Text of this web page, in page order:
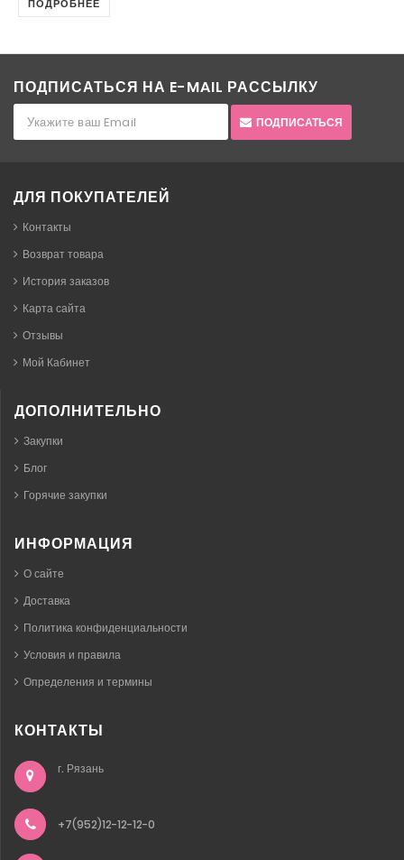
ПОДРОБНЕЕ
ПОДПИСАТЬСЯ НА E-MAIL РАССЫЛКУ
ПОДПИСАТЬСЯ
ДЛЯ ПОКУПАТЕЛЕЙ
Контакты
Возврат товара
История заказов
Карта сайта
Отзывы
Мой Кабинет
ДОПОЛНИТЕЛЬНО
Закупки
Блог
Горячие закупки
ИНФОРМАЦИЯ
О сайте
Доставка
Политика конфиденциальности
Условия и правила
Определения и термины
КОНТАКТЫ
г. Рязань
+7(952)12-12-12-0